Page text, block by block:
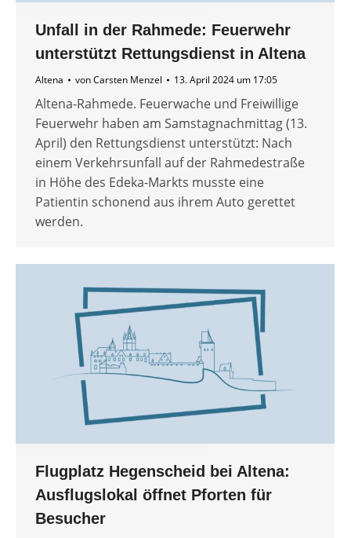
Unfall in der Rahmede: Feuerwehr
unterstützt Rettungsdienst in Altena
Altena vonCarsten Menzel 13. April 2024 um 17:05
Altena-Rahmede. Feuerwache und Freiwillige
Feuerwehr haben am Samstagnachmittag (13.
April) den Rettungsdienst unterstützt: Nach
einem Verkehrsunfall auf der Rahmedestraße
in Höhe des Edeka-Markts musste eine
Patientin schonend aus ihrem Auto gerettet
werden.
Flugplatz Hegenscheid bei Altena:
Ausflugslokal öffnet Pforten für
Besucher